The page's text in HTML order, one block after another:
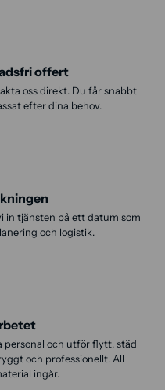
offert
oss direkt. Du får snabbt
efter dina behov.
in tjänsten på ett datum som
och logistik.
personal och utför flytt, städ
och professionellt. All
ingår.